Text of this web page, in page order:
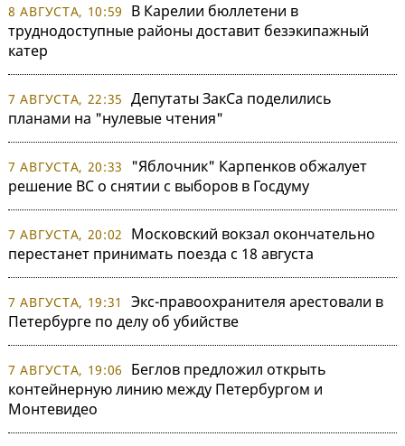
8 АВГУСТА, 10:59
В Карелии бюллетени в
труднодоступные районы доставит безэкипажный
катер
7 АВГУСТА, 22:35 Депутаты ЗакСа поделились
планами на "нулевые чтения"
7 АВГУСТА, 20:33
"Яблочник" Карпенков обжалует
решение ВС о снятии с выборов в Госдуму
7 АВГУСТА, 20:02
Московский вокзал окончательно
перестанет принимать поезда с 18 августа
7 АВГУСТА, 19:31
Экс-правоохранителя арестовали в
Петербурге по делу об убийстве
7 АВГУСТА, 19:06
Беглов предложил открыть
контейнерную линию между Петербургом и
Монтевидео